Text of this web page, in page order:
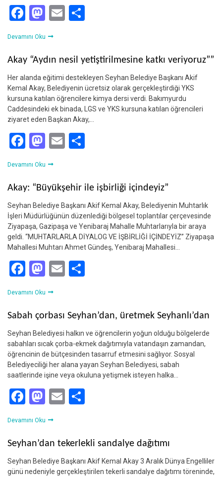
Facebook
Mastodon
Email
Devamını Oku
Akay “Aydın nesil yetiştirilmesine katkı veriyoruz””
Her alanda eğitimi destekleyen Seyhan Belediye Başkanı Akif
Kemal Akay, Belediyenin ücretsiz olarak gerçekleştirdiği YKS
kursuna katılan öğrencilere kimya dersi verdi. Bakımyurdu
Caddesindeki ek binada, LGS ve YKS kursuna katılan öğrencileri
ziyaret eden Başkan Akay,…
Facebook
Mastodon
Email
Devamını Oku
Akay: “Büyükşehir ile işbirliği içindeyiz”
Seyhan Belediye Başkanı Akif Kemal Akay, Belediyenin Muhtarlık
İşleri Müdürlüğünün düzenlediği bölgesel toplantılar çerçevesinde
Ziyapaşa, Gazipaşa ve Yenibaraj Mahalle Muhtarlarıyla bir araya
geldi. “MUHTARLARLA DİYALOG VE İŞBİRLİĞİ İÇİNDEYİZ” Ziyapaşa
Mahallesi Muhtarı Ahmet Gündeş, Yenibaraj Mahallesi…
Facebook
Mastodon
Email
Devamını Oku
Sabah çorbası Seyhan’dan, üretmek Seyhanlı’dan
Seyhan Belediyesi halkın ve öğrencilerin yoğun olduğu bölgelerde
sabahları sıcak çorba-ekmek dağıtımıyla vatandaşın zamandan,
öğrencinin de bütçesinden tasarruf etmesini sağlıyor. Sosyal
Belediyeciliği her alana yayan Seyhan Belediyesi, sabah
saatlerinde işine veya okuluna yetişmek isteyen halka…
Facebook
Mastodon
Email
Devamını Oku
Seyhan’dan tekerlekli sandalye dağıtımı
Seyhan Belediye Başkanı Akif Kemal Akay 3 Aralık Dünya Engelliler
günü nedeniyle gerçekleştirilen tekerli sandalye dağıtımı töreninde,